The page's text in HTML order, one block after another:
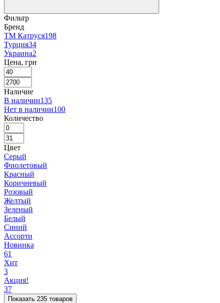
Фильтр
Бренд
ТМ Катруся198
Турция34
Украина2
Цена, грн
Наличие
В наличии135
Нет в наличии100
Количество
Цвет
Серый
Фиолетовый
Красный
Коричневый
Розовый
Желтый
Зеленый
Белый
Синий
Ассорти
Новинка
61
Хит
3
Акция!
37
Показать 235 товаров